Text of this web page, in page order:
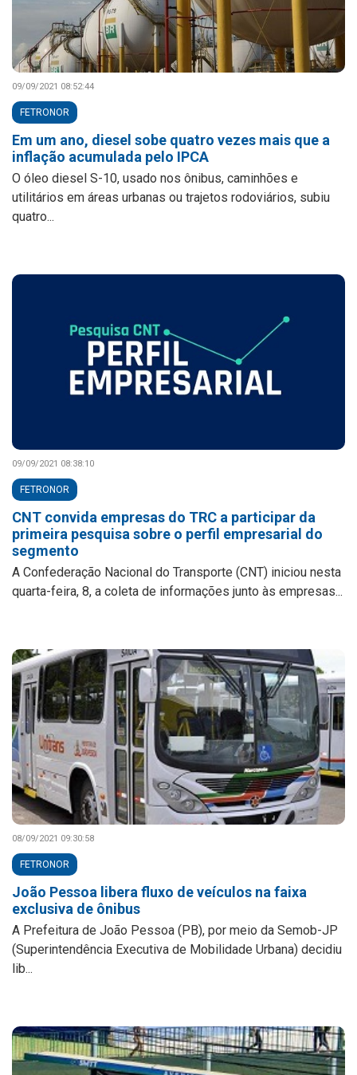
09/09/2021 08:52:44
FETRONOR
Em um ano, diesel sobe quatro vezes mais que a
inflação acumulada pelo IPCA
O óleo diesel S-10, usado nos ônibus, caminhões e
utilitários em áreas urbanas ou trajetos rodoviários, subiu
quatro...
09/09/2021 08:38:10
FETRONOR
CNT convida empresas do TRC a participar da
primeira pesquisa sobre o perfil empresarial do
segmento
A Confederação Nacional do Transporte (CNT) iniciou nesta
quarta-feira, 8, a coleta de informações junto às empresas...
08/09/2021 09:30:58
FETRONOR
João Pessoa libera fluxo de veículos na faixa
exclusiva de ônibus
A Prefeitura de João Pessoa (PB), por meio da Semob-JP
(Superintendência Executiva de Mobilidade Urbana) decidiu
lib...